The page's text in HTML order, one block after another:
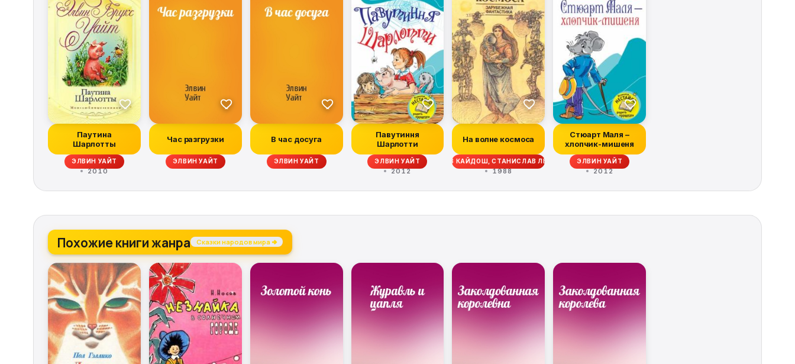
Паутина
Шарлотты
ЭЛВИН УАЙТ
2010
Час разгрузки
ЭЛВИН УАЙТ
В час досуга
ЭЛВИН УАЙТ
Павутиння
Шарлотти
ЭЛВИН УАЙТ
2012
На волне космоса
ВИТАЛИЙ БАБЕНКО, КШИШТОФ БОРУНЬ, РЭЙ БРЭДБЕРИ, КОНРАД ФИАЛКОВСКИЙ, РЭНДАЛ ГАРРЕТ, РОБЕРТ ШЕКЛИ, ВАЦЛАВ КАЙДОШ, СТАНИСЛАВ ЛЕМ, ЭМИЛЬ ЛУДВИТ, КЭТРИН МАКЛИН, ДРАГОМИР МИХУ,
1988
Стюарт Маля –
хлопчик-мишеня
ЭЛВИН УАЙТ
2012
Похожие книги жанра Сказки народов мира →